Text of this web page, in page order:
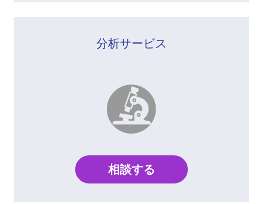
分析サービス
相談する